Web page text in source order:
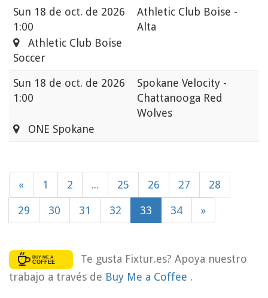
Sun 18 de oct. de 2026
1:00
Athletic Club Boise -
Alta
Athletic Club Boise
Soccer
Sun 18 de oct. de 2026
1:00
Spokane Velocity -
Chattanooga Red
Wolves
ONE Spokane
« 1 2 ... 25 26 27 28
29 30 31 32 33 34 »
Te gusta Fixtur.es? Apoya nuestro
trabajo a través de Buy Me a Coffee .